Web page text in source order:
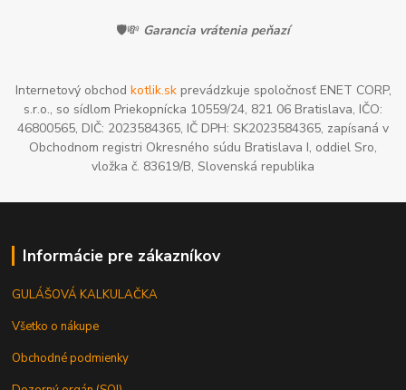
🛡️💸 Garancia vrátenia peňazí
Internetový obchod kotlik.skprevádzkuje spoločnosť ENET CORP,
s.r.o., so sídlom Priekopnícka 10559/24, 821 06 Bratislava, IČO:
46800565, DIČ: 2023584365, IČ DPH: SK2023584365, zapísaná v
Obchodnom registri Okresného súdu Bratislava I, oddiel Sro,
vložka č. 83619/B, Slovenská republika
Informácie pre zákazníkov
GULÁŠOVÁ KALKULAČKA
Všetko o nákupe
Obchodné podmienky